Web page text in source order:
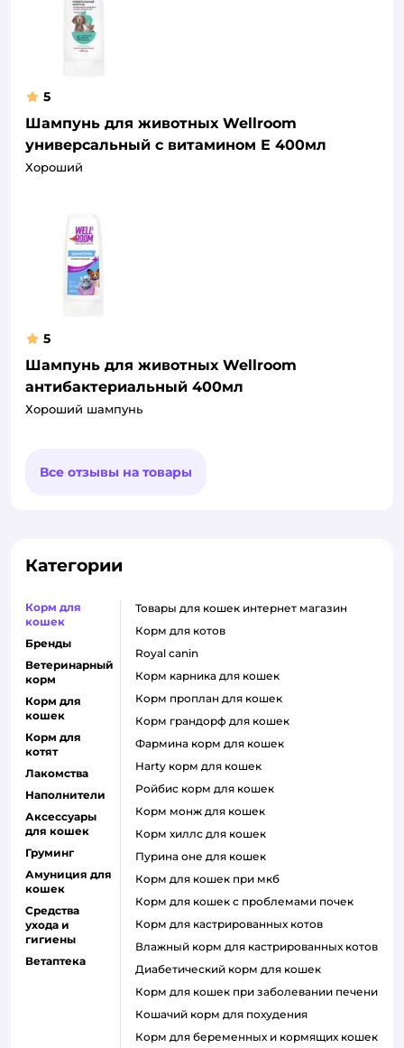
5
Шампунь для животных Wellroom
универсальный с витамином Е 400мл
Хороший
5
Шампунь для животных Wellroom
антибактериальный 400мл
Хороший шампунь
Все отзывы на товары
Категории
Корм для
кошек
Бренды
Ветеринарный
корм
Корм для
кошек
Корм для
котят
Лакомства
Наполнители
Аксессуары
для кошек
Груминг
Амуниция для
кошек
Средства
ухода и
гигиены
Ветаптека
товары для кошек интернет магазин
корм для котов
royal canin
корм карника для кошек
корм проплан для кошек
корм грандорф для кошек
фармина корм для кошек
harty корм для кошек
ройбис корм для кошек
корм монж для кошек
корм хиллс для кошек
пурина оне для кошек
корм для кошек при мкб
корм для кошек с проблемами почек
Корм для кастрированных котов
влажный корм для кастрированных котов
диабетический корм для кошек
корм для кошек при заболевании печени
кошачий корм для похудения
корм для беременных и кормящих кошек